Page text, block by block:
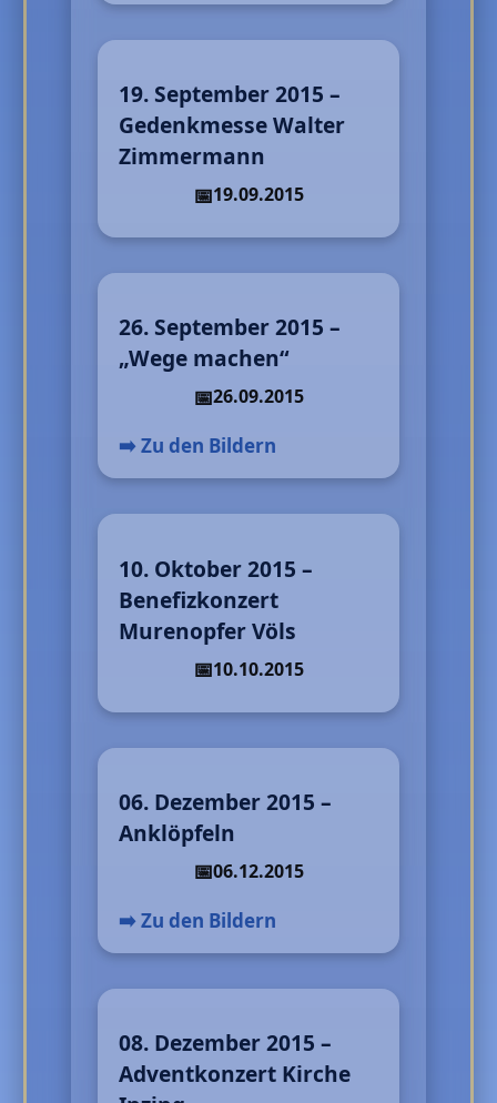
19. September 2015 –
Gedenkmesse Walter
Zimmermann
19.09.2015
26. September 2015 –
„Wege machen“
26.09.2015
➡️ Zu den Bildern
10. Oktober 2015 –
Benefizkonzert
Murenopfer Völs
10.10.2015
06. Dezember 2015 –
Anklöpfeln
06.12.2015
➡️ Zu den Bildern
08. Dezember 2015 –
Adventkonzert Kirche